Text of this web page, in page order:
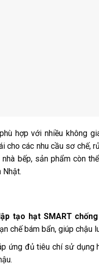
hợp với nhiều không
cho các nhu cầu sơ chế,
bếp, sản phẩm còn
Nhật.
tạo hạt SMART
chế bám bẩn, giúp
ứng đủ tiêu chí sử dụng